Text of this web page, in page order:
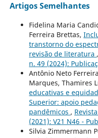
Artigos Semelhantes
Fidelina Maria
Ferreira Brettas,
transtorno do
revisão de literatura ,
n. 49 (2024):
Antônio Neto
Marques, Thamires
educativas e
Superior: apoio
pandêmicos ,
(2021): V21 N46 -
Silvia Zimmermann